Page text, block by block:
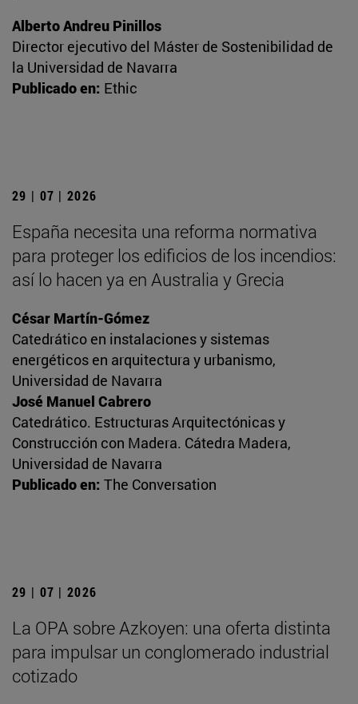
Alberto Andreu Pinillos
Director ejecutivo del Máster de Sostenibilidad de
la Universidad de Navarra
Publicado en: Ethic
29 | 07 | 2026
España necesita una reforma normativa
para proteger los edificios de los incendios:
así lo hacen ya en Australia y Grecia
César Martín-Gómez
Catedrático en instalaciones y sistemas
energéticos en arquitectura y urbanismo,
Universidad de Navarra
José Manuel Cabrero
Catedrático. Estructuras Arquitectónicas y
Construcción con Madera. Cátedra Madera,
Universidad de Navarra
Publicado en: The Conversation
29 | 07 | 2026
La OPA sobre Azkoyen: una oferta distinta
para impulsar un conglomerado industrial
cotizado